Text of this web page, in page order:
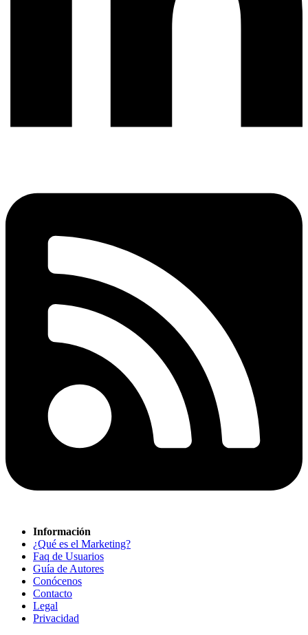
Información
¿Qué es el Marketing?
Faq de Usuarios
Guía de Autores
Conócenos
Contacto
Legal
Privacidad